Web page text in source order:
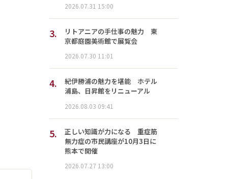
2026.07.31 15:00
3.
リトアニアの手仕事の魅力 東
京都庭園美術館で展覧会
2026.07.30 11:01
4.
紀伊勝浦の魅力を堪能 ホテル
浦島、日昇館をリニューアル
2026.08.03 09:41
5.
正しい知識が力になる 重症筋
無力症の市民講座が10月3日に
熊本で開催
2026.07.27 13:00